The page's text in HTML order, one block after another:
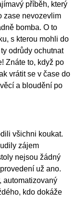
příběh, který
zase nevozevlim
bomba. O to
s kterou mohli do
odrůdy ochutnat
Znáte to, když po
vrátit se v čase do
a bloudění po
všichni koukat.
zájem
nejsou žádný
už ano.
automatizovaný
kdo dokáže